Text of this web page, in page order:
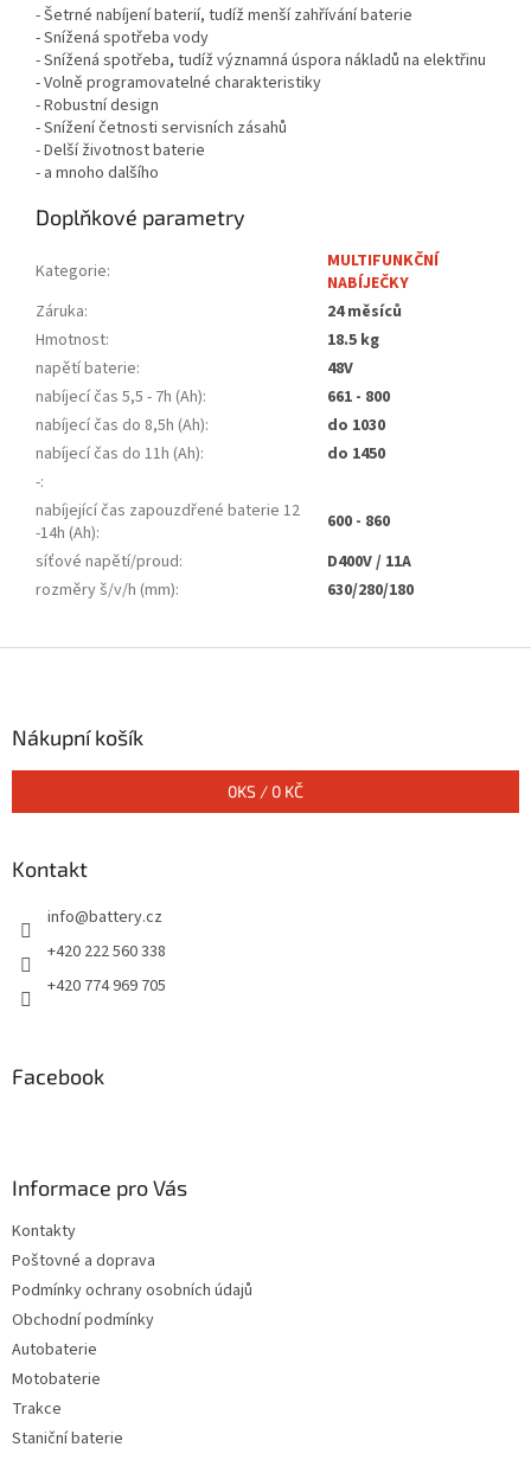
- Šetrné nabíjení baterií, tudíž menší zahřívání baterie
- Snížená spotřeba vody
- Snížená spotřeba, tudíž významná úspora nákladů na elektřinu
- Volně programovatelné charakteristiky
- Robustní design
- Snížení četnosti servisních zásahů
- Delší životnost baterie
- a mnoho dalšího
Doplňkové parametry
Kategorie:
MULTIFUNKČNÍ
NABÍJEČKY
Záruka:
24 měsíců
Hmotnost:
18.5 kg
napětí baterie:
48V
nabíjecí čas 5,5 - 7h (Ah):
661 - 800
nabíjecí čas do 8,5h (Ah):
do 1030
nabíjecí čas do 11h (Ah):
do 1450
-:
nabíjející čas zapouzdřené baterie 12
-14h (Ah):
600 - 860
síťové napětí/proud:
D400V / 11A
rozměry š/v/h (mm): 630/280/180
Nákupní košík
0KS / 0 KČ
Kontakt
info@battery.cz
+420 222 560 338
+420 774 969 705
Facebook
Informace pro Vás
Kontakty
Poštovné a doprava
Podmínky ochrany osobních údajů
Obchodní podmínky
Autobaterie
Motobaterie
Trakce
Staniční baterie